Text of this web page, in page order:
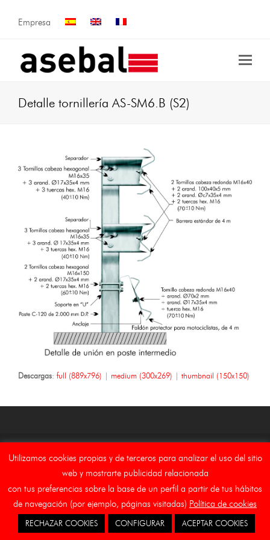
Empresa
Detalle tornillería AS-SM6.B (S2)
Descargas: full (889x796) | medium (300x269) | thumbnail (150x150)
Copyright Asebal (Auxiliar de Señalizaciones y Balizamientos,
S.L.)
Inicio
Aviso Legal Canal Etico Cookies
Utilizamos cookies propias y de terceros para analizar el uso del sitio
web y mostrarte publicidad relacionada
con tus preferencias sobre la base de un perfil a partir de tus hábitos
de navegación (por ejemplo, páginas visitadas) Política de cookies
RECHAZAR COOKIES CONFIGURAR ACEPTAR COOKIES